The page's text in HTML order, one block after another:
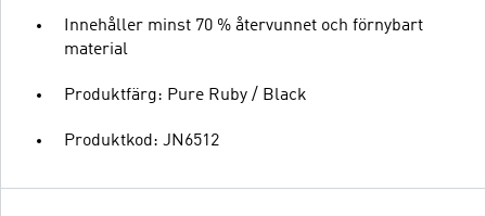
Innehåller minst 70 % återvunnet och förnybart
material
Produktfärg: Pure Ruby / Black
Produktkod: JN6512